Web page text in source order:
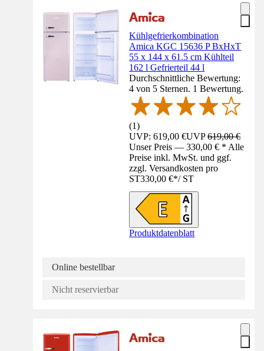
Kühlgefrierkombination
Amica KGC 15636 P BxHxT
55 x 144 x 61.5 cm Kühlteil
162 l Gefrierteil 44 l
Durchschnittliche Bewertung:
4 von 5 Sternen. 1 Bewertung.
(1)
UVP: 619,00 €UVP619,00 €
Unser Preis — 330,00 € * Alle
Preise inkl. MwSt. und ggf.
zzgl. Versandkosten pro
ST330,00 €*/ ST
Produktdatenblatt
Online bestellbar
Nicht reservierbar